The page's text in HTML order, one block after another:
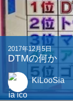
2017年12月5日
DTMの何か
KiLooSia